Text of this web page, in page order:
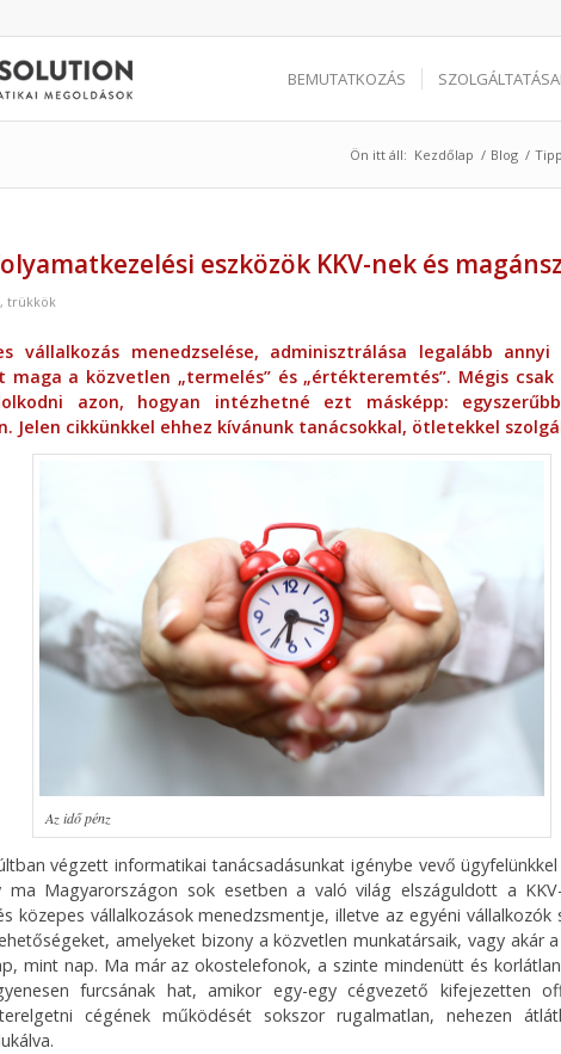
BEMUTATKOZÁS
Ön itt áll: Kezdőlap / Blog /
eszközök KKV-nek és
trükkök
vállalkozás menedzselése, adminisztrálása legalább
maga a közvetlen „termelés” és „értékteremtés”. Mégis
azon, hogyan intézhetné ezt másképp:
Jelen cikkünkkel ehhez kívánunk tanácsokkal, ötletekkel
Az idő pénz
végzett informatikai tanácsadásunkat igénybe vevő
ma Magyarországon sok esetben a való világ elszáguldott a
közepes vállalkozások menedzsmentje, illetve az egyéni vállalkozók
amelyeket bizony a közvetlen munkatársaik, vagy akár
mint nap. Ma már az okostelefonok, a szinte mindenütt és
furcsának hat, amikor egy-egy cégvezető kifejezetten
cégének működését sokszor rugalmatlan, nehezen